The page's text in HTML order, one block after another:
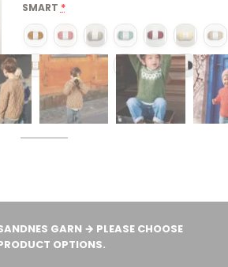
SMART *
GARN → PLEASE CHOOSE
OPTIONS.